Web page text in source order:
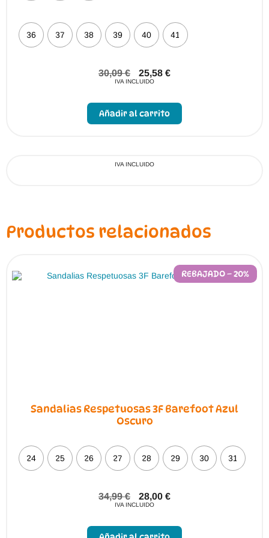
36 37 38 39 40 41
30,09€ 25,58 €
IVA INCLUIDO
Añadir al carrito
producto
IVA INCLUIDO
Productos relacionados
REBAJADO – 20%
Sandalias Respetuosas 3F Barefoot Azul
Oscuro
24 25 26 27 28 29 30 31
34,99€ 28,00 €
IVA INCLUIDO